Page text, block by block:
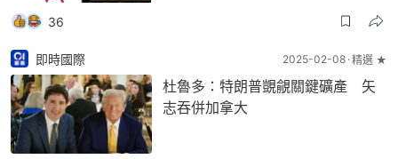
36
即時國際 2025-02-08 精選 ★
杜魯多：特朗普覬覦關鍵礦產 矢
志吞併加拿大